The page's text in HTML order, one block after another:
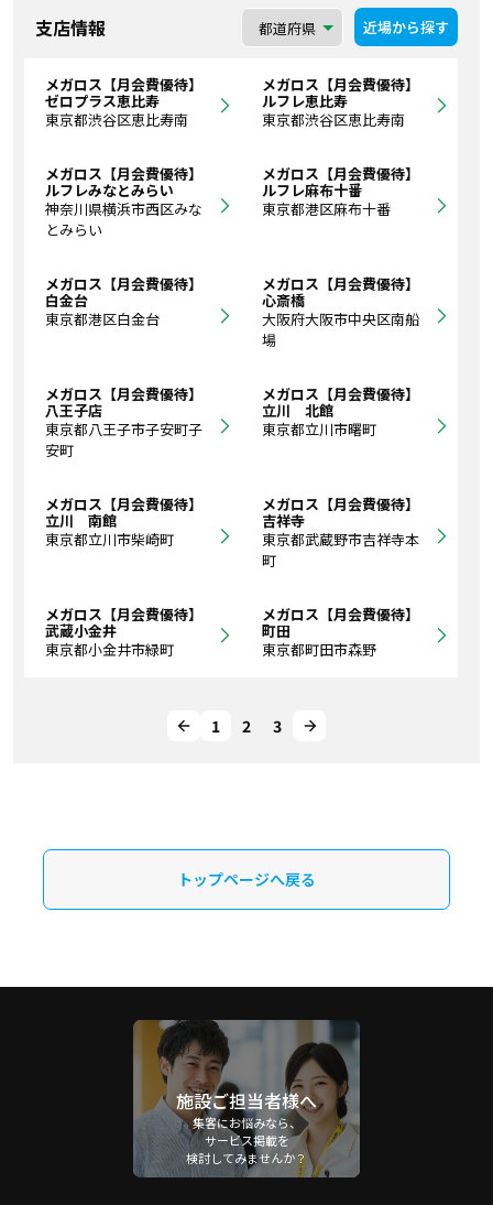
支店情報 近場から探す
メガロス【月会費優待】
ゼロプラス恵比寿
東京都渋谷区恵比寿南
メガロス【月会費優待】
ルフレ恵比寿
東京都渋谷区恵比寿南
メガロス【月会費優待】
ルフレみなとみらい
神奈川県横浜市西区みな
とみらい
メガロス【月会費優待】
ルフレ麻布十番
東京都港区麻布十番
メガロス【月会費優待】
白金台
東京都港区白金台
メガロス【月会費優待】
心斎橋
大阪府大阪市中央区南船
場
メガロス【月会費優待】
八王子店
東京都八王子市子安町子
安町
メガロス【月会費優待】
立川 北館
東京都立川市曙町
メガロス【月会費優待】
立川 南館
東京都立川市柴崎町
メガロス【月会費優待】
吉祥寺
東京都武蔵野市吉祥寺本
町
メガロス【月会費優待】
武蔵小金井
東京都小金井市緑町
メガロス【月会費優待】
町田
東京都町田市森野
1 2 3
トップページへ戻る
施設ご担当者様へ
集客にお悩みなら、
サービス掲載を
検討してみませんか？